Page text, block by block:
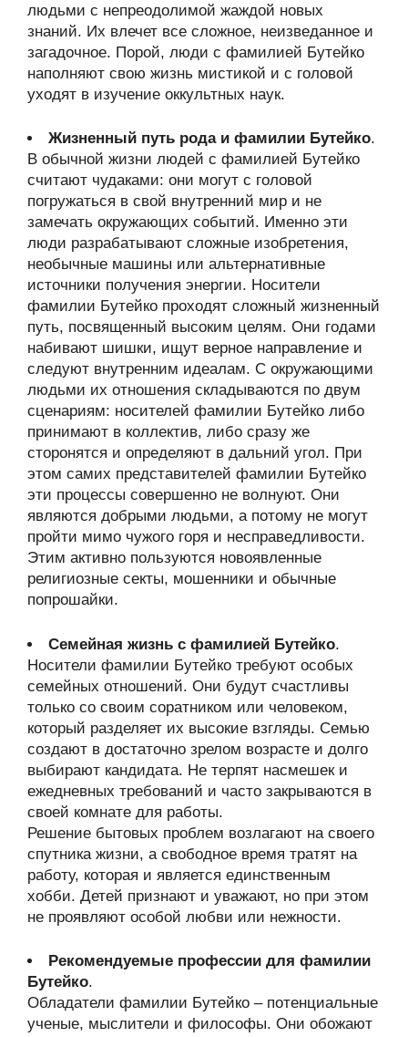
людьми с непреодолимой жаждой новых
знаний. Их влечет все сложное, неизведанное и
загадочное. Порой, люди с фамилией Бутейко
наполняют свою жизнь мистикой и с головой
уходят в изучение оккультных наук.
Жизненный путь рода и фамилии Бутейко.
В обычной жизни людей с фамилией Бутейко
считают чудаками: они могут с головой
погружаться в свой внутренний мир и не
замечать окружающих событий. Именно эти
люди разрабатывают сложные изобретения,
необычные машины или альтернативные
источники получения энергии. Носители
фамилии Бутейко проходят сложный жизненный
путь, посвященный высоким целям. Они годами
набивают шишки, ищут верное направление и
следуют внутренним идеалам. С окружающими
людьми их отношения складываются по двум
сценариям: носителей фамилии Бутейко либо
принимают в коллектив, либо сразу же
сторонятся и определяют в дальний угол. При
этом самих представителей фамилии Бутейко
эти процессы совершенно не волнуют. Они
являются добрыми людьми, а потому не могут
пройти мимо чужого горя и несправедливости.
Этим активно пользуются новоявленные
религиозные секты, мошенники и обычные
попрошайки.
Семейная жизнь с фамилией Бутейко.
Носители фамилии Бутейко требуют особых
семейных отношений. Они будут счастливы
только со своим соратником или человеком,
который разделяет их высокие взгляды. Семью
создают в достаточно зрелом возрасте и долго
выбирают кандидата. Не терпят насмешек и
ежедневных требований и часто закрываются в
своей комнате для работы.
Решение бытовых проблем возлагают на своего
спутника жизни, а свободное время тратят на
работу, которая и является единственным
хобби. Детей признают и уважают, но при этом
не проявляют особой любви или нежности.
Рекомендуемые профессии для фамилии
Бутейко.
Обладатели фамилии Бутейко – потенциальные
ученые, мыслители и философы. Они обожают